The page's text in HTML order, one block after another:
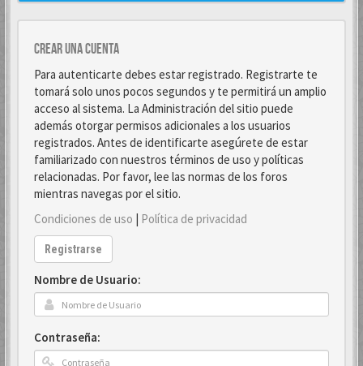
Crear una cuenta
Para autenticarte debes estar registrado. Registrarte te
tomará solo unos pocos segundos y te permitirá un amplio
acceso al sistema. La Administración del sitio puede
además otorgar permisos adicionales a los usuarios
registrados. Antes de identificarte asegúrete de estar
familiarizado con nuestros términos de uso y políticas
relacionadas. Por favor, lee las normas de los foros
mientras navegas por el sitio.
Condiciones de uso | Política de privacidad
Registrarse
Nombre de Usuario:
Contraseña: